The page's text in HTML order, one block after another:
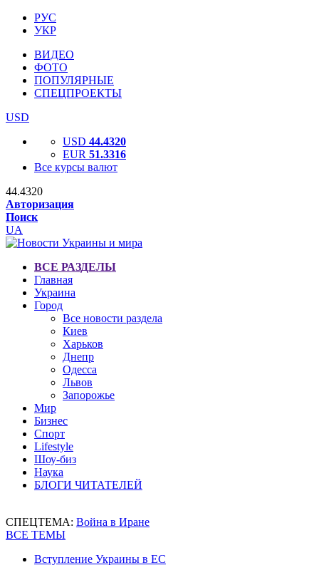
РУС
УКР
ВИДЕО
ФОТО
ПОПУЛЯРНЫЕ
СПЕЦПРОЕКТЫ
USD
USD 44.4320
EUR 51.3316
Все курсы валют
44.4320
Авторизация
Поиск
UA
ВСЕ РАЗДЕЛЫ
Главная
Украина
Город
Все новости раздела
Киев
Харьков
Днепр
Одесса
Львов
Запорожье
Мир
Бизнес
Спорт
Lifestyle
Шоу-биз
Наука
БЛОГИ ЧИТАТЕЛЕЙ
СПЕЦТЕМА: Война в Иране
ВСЕ ТЕМЫ
Вступление Украины в ЕС